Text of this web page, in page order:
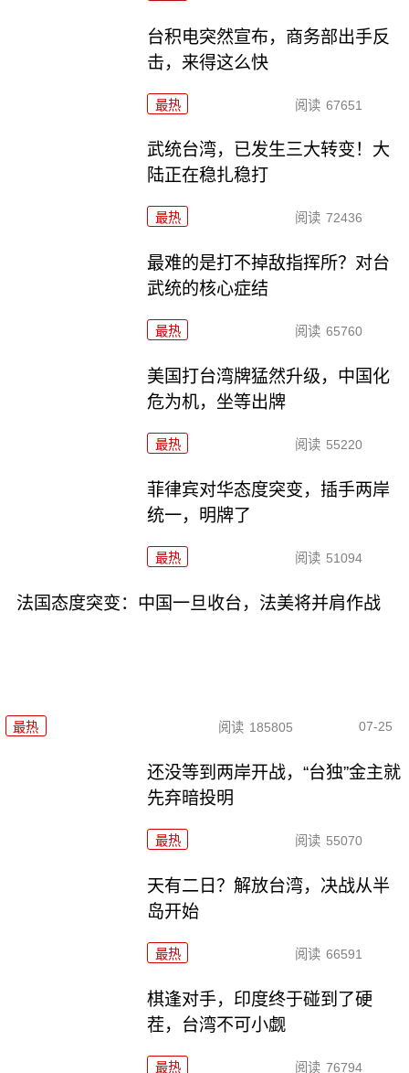
台积电突然宣布，商务部出手反
击，来得这么快
最热 阅读 67651
武统台湾，已发生三大转变！大
陆正在稳扎稳打
最热 阅读 72436
最难的是打不掉敌指挥所？对台
武统的核心症结
最热 阅读 65760
美国打台湾牌猛然升级，中国化
危为机，坐等出牌
最热 阅读 55220
菲律宾对华态度突变，插手两岸
统一，明牌了
最热 阅读 51094
法国态度突变：中国一旦收台，法美将并肩作战
最热 阅读 185805 07-25
还没等到两岸开战，“台独”金主就
先弃暗投明
最热 阅读 55070
天有二日？解放台湾，决战从半
岛开始
最热 阅读 66591
棋逢对手，印度终于碰到了硬
茬，台湾不可小觑
最热 阅读 76794